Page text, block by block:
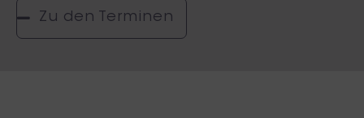
Zu den Terminen